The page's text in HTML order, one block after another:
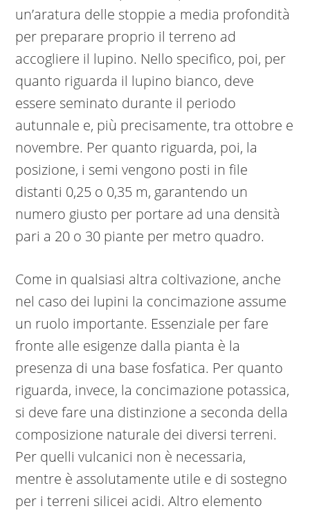
un’aratura delle stoppie a media profondità
per preparare proprio il terreno ad
accogliere il lupino. Nello specifico, poi, per
quanto riguarda il lupino bianco, deve
essere seminato durante il periodo
autunnale e, più precisamente, tra ottobre e
novembre. Per quanto riguarda, poi, la
posizione, i semi vengono posti in file
distanti 0,25 o 0,35 m, garantendo un
numero giusto per portare ad una densità
pari a 20 o 30 piante per metro quadro.
Come in qualsiasi altra coltivazione, anche
nel caso dei lupini la concimazione assume
un ruolo importante. Essenziale per fare
fronte alle esigenze dalla pianta è la
presenza di una base fosfatica. Per quanto
riguarda, invece, la concimazione potassica,
si deve fare una distinzione a seconda della
composizione naturale dei diversi terreni.
Per quelli vulcanici non è necessaria,
mentre è assolutamente utile e di sostegno
per i terreni silicei acidi. Altro elemento